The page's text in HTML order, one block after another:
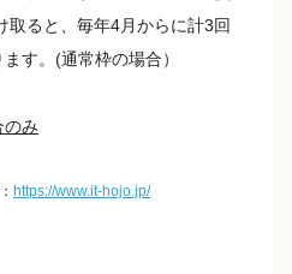
取ると、毎年4月からに計3回
す。(通常枠の場合）
み
https://www.it-hojo.jp/